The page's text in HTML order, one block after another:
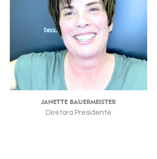
JANETTE BAUERMEISTER
Diretora Presidente